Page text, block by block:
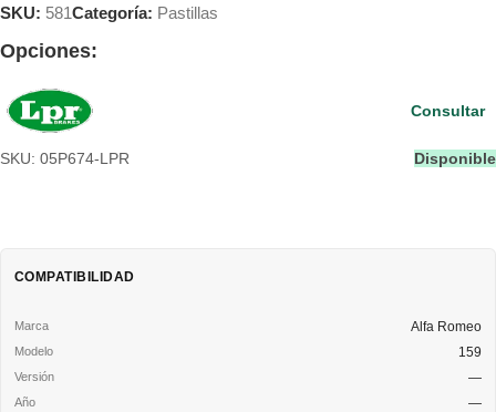
SKU: 581Categoría: Pastillas
Opciones:
SKU: 05P674-LPR Disponible
Consultar
COMPATIBILIDAD
Alfa Romeo
159
—
—